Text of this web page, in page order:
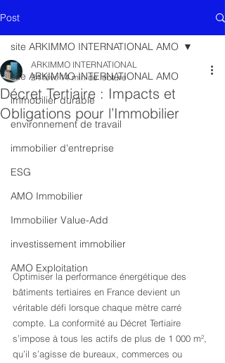
Post
site ARKIMMO INTERNATIONAL AMO
immobilier durable
environnement de travail
immobilier d'entreprise
ESG
AMO Immobilier
Immobilier Value-Add
investissement immobilier
AMO Exploitation
site ARKIMMO INTERNATIONAL AMO
Décret Tertiaire : Impacts et
Obligations pour l’Immobilier
ARKIMMO INTERNATIONAL
24 févr. 14 min de lecture
Optimiser la performance énergétique des
bâtiments tertiaires en France devient un
véritable défi lorsque chaque mètre carré
compte. La conformité au Décret Tertiaire
s’impose à tous les actifs de plus de 1 000 m²,
qu’il s’agisse de bureaux, commerces ou